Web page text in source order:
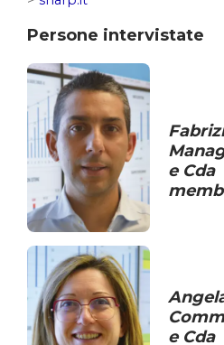
Persone intervistate
e Cda
e Cda